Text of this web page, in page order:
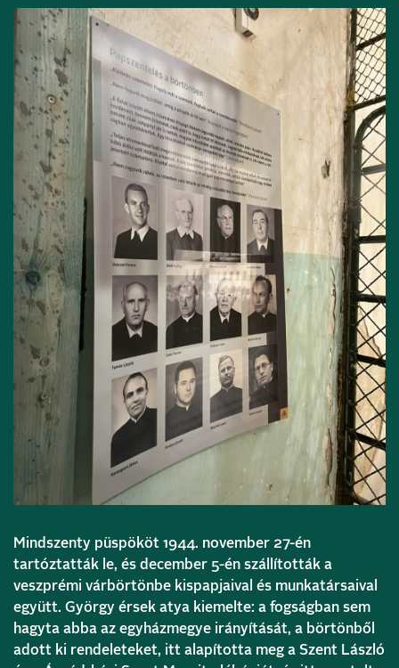
Mindszenty püspököt 1944. november 27-én
tartóztatták le, és december 5-én szállították a
veszprémi várbörtönbe kispapjaival és munkatársaival
együtt. György érsek atya kiemelte: a fogságban sem
hagyta abba az egyházmegye irányítását, a börtönből
adott ki rendeleteket, itt alapította meg a Szent László